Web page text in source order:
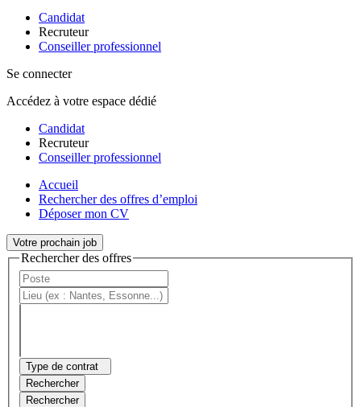
Candidat
Recruteur
Conseiller professionnel
Se connecter
Accédez à votre espace dédié
Candidat
Recruteur
Conseiller professionnel
Accueil
Rechercher des offres d’emploi
Déposer mon CV
Votre prochain job
Rechercher des offres
Type de contrat
Rechercher
Rechercher